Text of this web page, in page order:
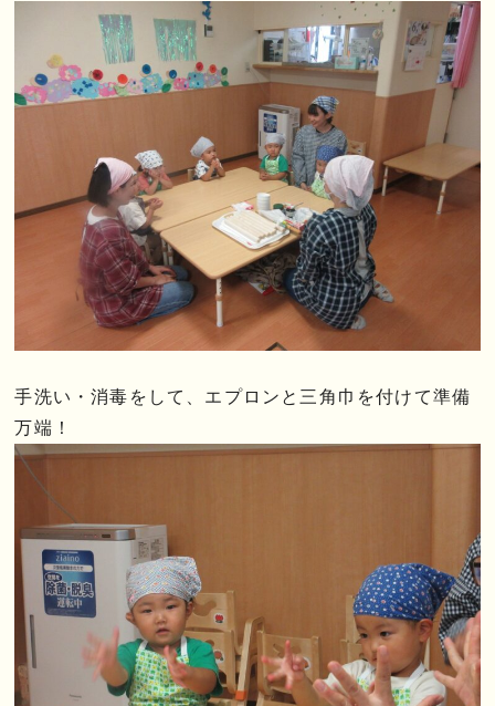
手洗い・消毒をして、エプロンと三角巾を付けて準備
万端！